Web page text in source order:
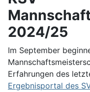
2024/25
Im September
Erfahrungen des
Ergebnisportal des